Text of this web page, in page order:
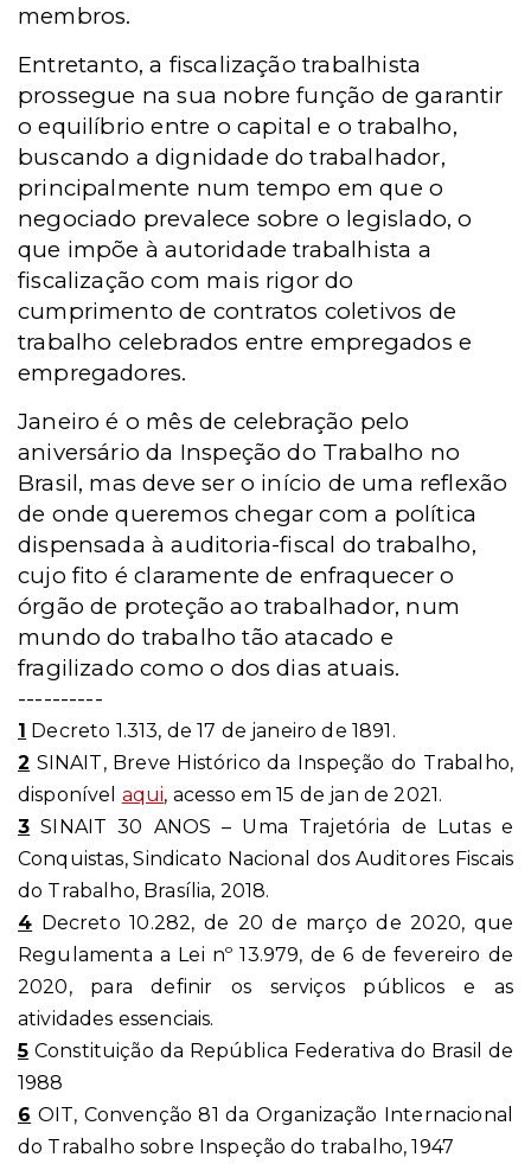
membros.
Entretanto, a fiscalização trabalhista
prossegue na sua nobre função de garantir
o equilíbrio entre o capital e o trabalho,
buscando a dignidade do trabalhador,
principalmente num tempo em que o
negociado prevalece sobre o legislado, o
que impõe à autoridade trabalhista a
fiscalização com mais rigor do
cumprimento de contratos coletivos de
trabalho celebrados entre empregados e
empregadores.
Janeiro é o mês de celebração pelo
aniversário da Inspeção do Trabalho no
Brasil, mas deve ser o início de uma reflexão
de onde queremos chegar com a política
dispensada à auditoria-fiscal do trabalho,
cujo fito é claramente de enfraquecer o
órgão de proteção ao trabalhador, num
mundo do trabalho tão atacado e
fragilizado como o dos dias atuais.
----------
1 Decreto 1.313, de 17 de janeiro de 1891.
2 SINAIT, Breve Histórico da Inspeção do Trabalho,
disponível aqui, acesso em 15 de jan de 2021.
3 SINAIT 30 ANOS – Uma Trajetória de Lutas e
Conquistas, Sindicato Nacional dos Auditores Fiscais
do Trabalho, Brasília, 2018.
4 Decreto 10.282, de 20 de março de 2020, que
Regulamenta a Lei nº 13.979, de 6 de fevereiro de
2020, para definir os serviços públicos e as
atividades essenciais.
5 Constituição da República Federativa do Brasil de
1988
6 OIT, Convenção 81 da Organização Internacional
do Trabalho sobre Inspeção do trabalho, 1947